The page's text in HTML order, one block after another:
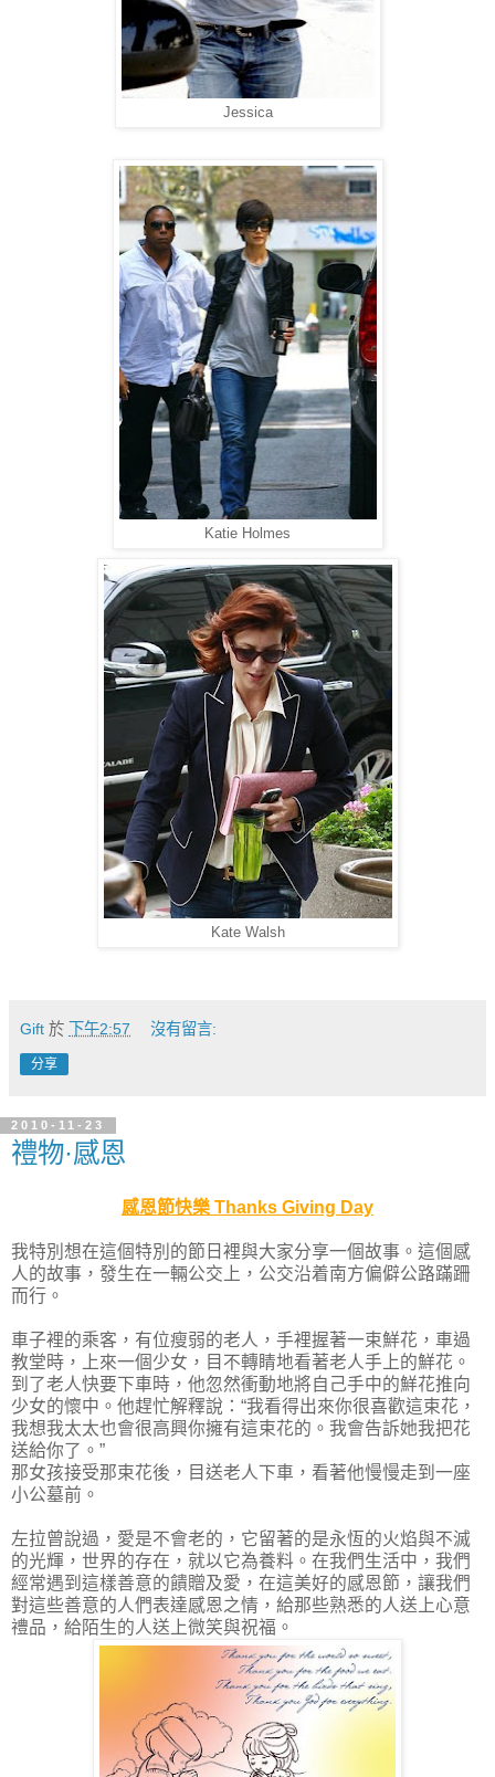
Jessica
Katie Holmes
Kate Walsh
Gift 於 下午2:57 沒有留言:
分享
2010-11-23
禮物·感恩
感恩節快樂 Thanks Giving Day
我特別想在這個特別的節日裡與大家分享一個故事。這個感
人的故事，發生在一輛公交上，公交沿着南方偏僻公路蹣跚
而行。
車子裡的乘客，有位瘦弱的老人，手裡握著一束鮮花，車過
教堂時，上來一個少女，目不轉睛地看著老人手上的鮮花。
到了老人快要下車時，他忽然衝動地將自己手中的鮮花推向
少女的懷中。他趕忙解釋說：“我看得出來你很喜歡這束花，
我想我太太也會很高興你擁有這束花的。我會告訴她我把花
送給你了。”
那女孩接受那束花後，目送老人下車，看著他慢慢走到一座
小公墓前。
左拉曾說過，愛是不會老的，它留著的是永恆的火焰與不滅
的光輝，世界的存在，就以它為養料。在我們生活中，我們
經常遇到這樣善意的饋贈及愛，在這美好的感恩節，讓我們
對這些善意的人們表達感恩之情，給那些熟悉的人送上心意
禮品，給陌生的人送上微笑與祝福。